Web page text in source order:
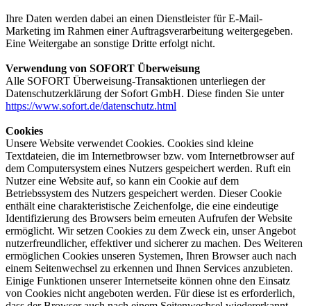
Ihre Daten werden dabei an einen Dienstleister für E-Mail-
Marketing im Rahmen einer Auftragsverarbeitung weitergegeben.
Eine Weitergabe an sonstige Dritte erfolgt nicht.
Verwendung von SOFORT Überweisung
Alle SOFORT Überweisung-Transaktionen unterliegen der
Datenschutzerklärung der Sofort GmbH. Diese finden Sie unter
https://www.sofort.de/datenschutz.html
Cookies
Unsere Website verwendet Cookies. Cookies sind kleine
Textdateien, die im Internetbrowser bzw. vom Internetbrowser auf
dem Computersystem eines Nutzers gespeichert werden. Ruft ein
Nutzer eine Website auf, so kann ein Cookie auf dem
Betriebssystem des Nutzers gespeichert werden. Dieser Cookie
enthält eine charakteristische Zeichenfolge, die eine eindeutige
Identifizierung des Browsers beim erneuten Aufrufen der Website
ermöglicht. Wir setzen Cookies zu dem Zweck ein, unser Angebot
nutzerfreundlicher, effektiver und sicherer zu machen. Des Weiteren
ermöglichen Cookies unseren Systemen, Ihren Browser auch nach
einem Seitenwechsel zu erkennen und Ihnen Services anzubieten.
Einige Funktionen unserer Internetseite können ohne den Einsatz
von Cookies nicht angeboten werden. Für diese ist es erforderlich,